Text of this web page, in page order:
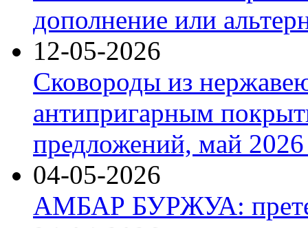
дополнение или
12-05-2026
Сковороды из
антипригарным
предложений, май 2026
04-05-2026
АМБАР БУРЖУА: